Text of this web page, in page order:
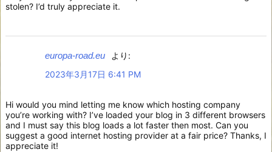
stolen? I’d truly appreciate it.
europa-road.eu
より:
2023年3月17日 6:41 PM
Hi would you mind letting me know which hosting company
you’re working with? I’ve loaded your blog in 3 different browsers
and I must say this blog loads a lot faster then most. Can you
suggest a good internet hosting provider at a fair price? Thanks, I
appreciate it!